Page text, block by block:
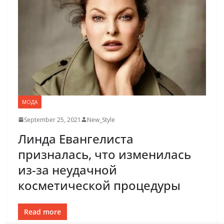
МОДА
September 25, 2021 New_Style
Линда Евангелиста
призналась, что изменилась
из-за неудачной
косметической процедуры
Read more